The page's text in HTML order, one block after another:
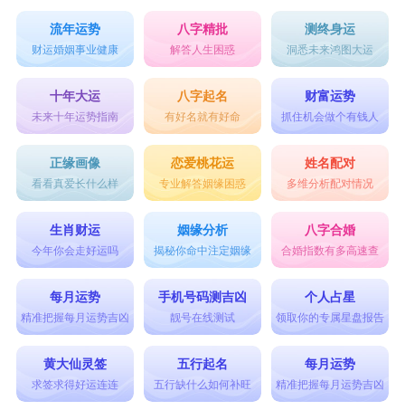
流年运势
财运婚姻事业健康
八字精批
解答人生困惑
测终身运
洞悉未来鸿图大运
十年大运
未来十年运势指南
八字起名
有好名就有好命
财富运势
抓住机会做个有钱人
正缘画像
看看真爱长什么样
恋爱桃花运
专业解答姻缘困惑
姓名配对
多维分析配对情况
生肖财运
今年你会走好运吗
姻缘分析
揭秘你命中注定姻缘
八字合婚
合婚指数有多高速查
每月运势
精准把握每月运势吉凶
手机号码测吉凶
靓号在线测试
个人占星
领取你的专属星盘报告
黄大仙灵签
求签求得好运连连
五行起名
五行缺什么如何补旺
每月运势
精准把握每月运势吉凶